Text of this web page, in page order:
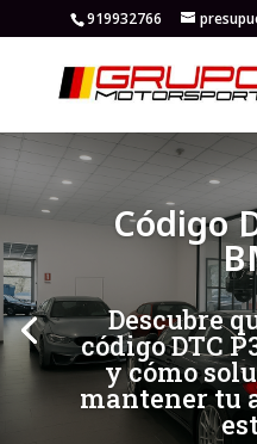
919932766
Código
Descubre
código DTC
y cómo
mantener tu
[/et_pb_slide] [/et_pb_slide]